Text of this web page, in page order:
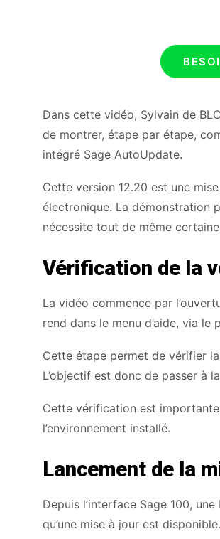
Dans cette vidéo, Sylvain de
de montrer, étape par étape,
intégré Sage AutoUpdate.
Cette version 12.20 est une
électronique. La démonstration
nécessite tout de même
Vérification de la
La vidéo commence par
rend dans le menu d’aide, via
Cette étape permet de vérifier
L’objectif est donc de passer à
Cette vérification est
l’environnement installé.
Lancement de la
Depuis l’interface Sage 100,
qu’une mise à jour est disponible.